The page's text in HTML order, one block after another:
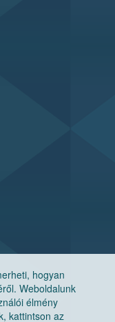
hogyan
Weboldalunk
élmény
kattintson az